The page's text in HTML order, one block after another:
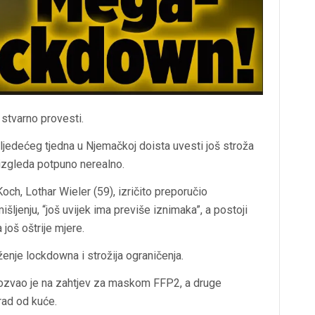
provesti.
tjedna u Njemačkoj doista uvesti još stroža
potpuno nerealno.
Lothar Wieler (59), izričito preporučio
“još uvijek ima previše iznimaka”, a postoji
još oštrije mjere.
lockdowna i strožija ograničenja.
je na zahtjev za maskom FFP2, a druge
od kuće.